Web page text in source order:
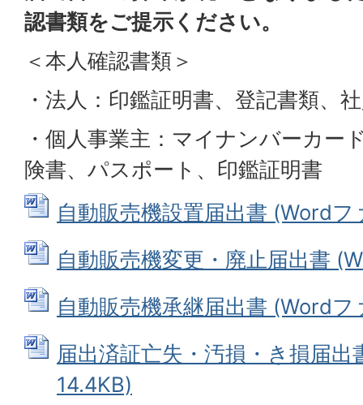
認書類をご提示ください。
＜本人確認書類＞
・法人：印鑑証明書、登記書類、
・個人事業主：マイナンバーカー
険書、パスポート、印鑑証明書
自動販売機設置届出書 (Wordフ
自動販売機変更・廃止届出書
自動販売機承継届出書 (Wordフ
届出済証亡失・汚損・き損届
14.4KB)